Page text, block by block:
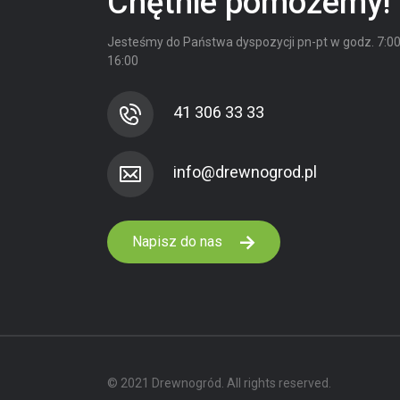
Jesteśmy do Państwa dyspozycji pn-pt w godz.
16:00
41 306 33 33
Napisz do nas
© 2021 Drewnogród. All rights reserved.